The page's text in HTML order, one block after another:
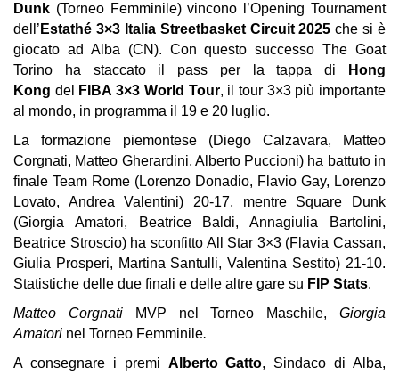
Dunk (Torneo Femminile) vincono l’Opening Tournament
dell’ Estathé 3×3 Italia Streetbasket Circuit 2025 che si è
giocato ad Alba (CN). Con questo successo The Goat
Torino ha staccato il pass per la tappa di
Hong
Kong del FIBA 3×3 World Tour, il tour 3×3 più importante
al mondo, in programma il 19 e 20 luglio.
La formazione piemontese (Diego Calzavara, Matteo
Corgnati, Matteo Gherardini, Alberto Puccioni) ha battuto in
finale Team Rome (Lorenzo Donadio, Flavio Gay, Lorenzo
Lovato, Andrea Valentini) 20-17, mentre Square Dunk
(Giorgia Amatori, Beatrice Baldi, Annagiulia Bartolini,
Beatrice Stroscio) ha sconfitto All Star 3×3 (Flavia Cassan,
Giulia Prosperi, Martina Santulli, Valentina Sestito) 21-10.
Statistiche delle due finali e delle altre gare su FIP Stats.
Matteo CorgnatiMVP nel Torneo Maschile,Giorgia
Amatori nel Torneo Femminile.
A consegnare i premi Alberto Gatto, Sindaco di Alba,